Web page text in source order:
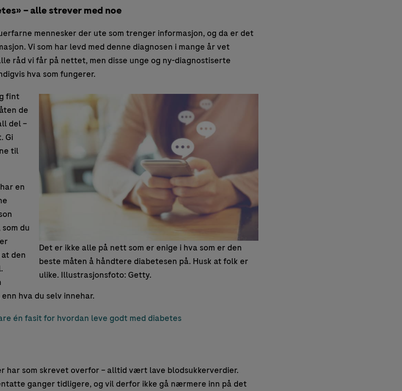
– alle strever med noe
mennesker der ute som trenger informasjon, og da er det
Vi som har levd med denne diagnosen i mange år vet
råd vi får på nettet, men disse unge og ny-diagnostiserte
hva som fungerer.
Det er ikke alle på nett som er enige i hva som er den
beste måten å håndtere diabetesen på. Husk at folk er
ulike. Illustrasjonsfoto: Getty.
fint
de
del –
Gi
til
en
du
den
hva du selv innehar.
én fasit for hvordan leve godt med diabetes
har som skrevet overfor – alltid vært lave blodsukkerverdier.
ganger tidligere, og vil derfor ikke gå nærmere inn på det